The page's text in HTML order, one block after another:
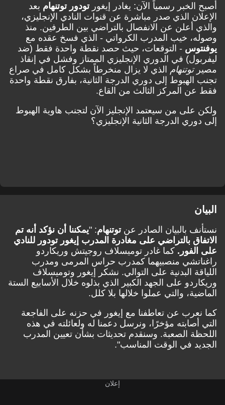
أصبح الخبر رسمياً الآن: يغادر إيغورتودور توتنهام بعد
الإعلان الذي صدر مباشرة عن قنوات النادي الإنجليزي،
والذي أعلن عن الانفصال بالتراضي بين الطرفين. منذ
وصوله، خيب المدرب الكرواتي - الذي فسخ عقده مع
يوفنتوس - التوقعات، حيث حصد نقطة واحدة فقط (ضد
ليفربول) في الدوري الإنجليزي الممتاز وفشل في إنقاذ
مصيرتوتنهام الذي لا يزال منخرطاً بشكل كامل في صراع
تجنب الهبوط إلى دوري الدرجة الثانية، بفارق نقطة واحدة
فقط عن المركز الثالث من القاع.
ولكن على من سيعتمد الإنجليز الآن لتجنب هاوية الهبوط
إلى دوري الدرجة الثانية الإنجليزي؟
البيان
نستأنف بالبيان الصادر عنتوتنهام: "يمكننا أن نؤكد أنه تم
الاتفاق بالتراضي على مغادرة المدرب إيغور تودور للنادي
على الفور. كما غادر توميسلاف روجيتش وريكاردو
راغناتشي منصبيهما كمدرب حراس المرمى ومدرب
اللياقة البدنية على التوالي. نشكر إيغور وتوميسلاف
وريكاردو على الجهد الكبير الذي بذلوه خلال الأسابيع الستة
الماضية، والتي عملوا خلالها بلا كلل.
كما نعرب عن تعاطفنا مع إيغور في حزنه على الفاجعة
التي أصابته مؤخرًا، ونرسل دعمنا له ولعائلته في هذه
اللحظة الصعبة. وسنقدم تحديثات بشأن تعيين المدرب
الجديد في الوقت المناسب".
إعلان